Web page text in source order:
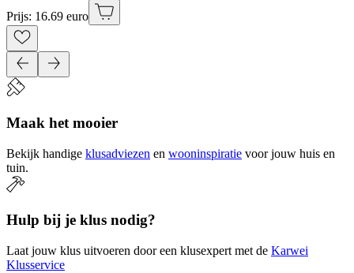
Prijs: 16.69 euro
Maak het mooier
Bekijk handige klusadviezen en wooninspiratie voor jouw huis en
tuin.
Hulp bij je klus nodig?
Laat jouw klus uitvoeren door een klusexpert met de Karwei
Klusservice